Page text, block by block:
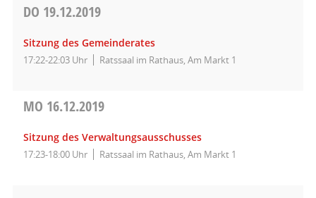
DO 19.12.2019
Sitzung des Gemeinderates
17:22-22:03 Uhr Ratssaal im Rathaus, Am Markt 1
MO 16.12.2019
Sitzung des Verwaltungsausschusses
17:23-18:00 Uhr Ratssaal im Rathaus, Am Markt 1